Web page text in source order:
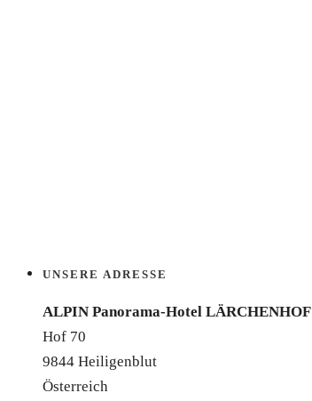
UNSERE ADRESSE
ALPIN Panorama-Hotel LÄRCHENHOF
Hof 70
9844 Heiligenblut
Österreich